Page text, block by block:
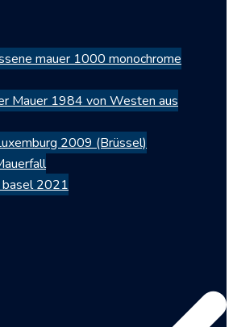
mauer 1000 monochrome
Mauer 1984 von Westen aus
2009 (Brüssel)
2021